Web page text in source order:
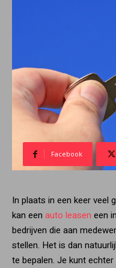
Facebook
In plaats in een keer veel
kan een auto leasen een
bedrijven die aan
stellen. Het is dan
te bepalen. Je kunt